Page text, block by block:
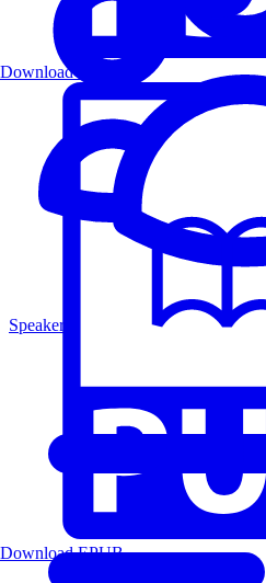
Speakers
Download PDF
Download EPUB